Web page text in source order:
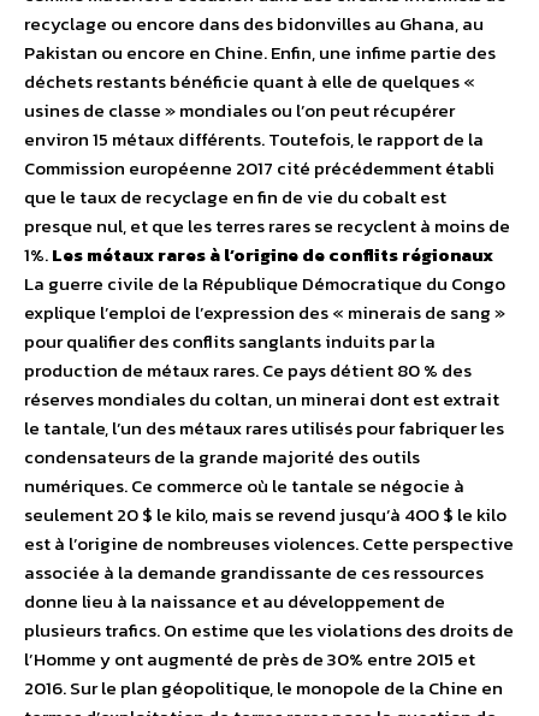
recyclage ou encore dans des bidonvilles au Ghana, au
Pakistan ou encore en Chine. Enfin, une infime partie des
déchets restants bénéficie quant à elle de quelques «
usines de classe » mondiales ou l’on peut récupérer
environ 15 métaux différents. Toutefois, le rapport de la
Commission européenne 2017 cité précédemment établi
que le taux de recyclage en fin de vie du cobalt est
presque nul, et que les terres rares se recyclent à moins de
1%.Les métaux rares à l’origine de conflits régionaux
La guerre civile de la République Démocratique du Congo
explique l’emploi de l’expression des « minerais de sang »
pour qualifier des conflits sanglants induits par la
production de métaux rares. Ce pays détient 80 % des
réserves mondiales du coltan, un minerai dont est extrait
le tantale, l’un des métaux rares utilisés pour fabriquer les
condensateurs de la grande majorité des outils
numériques. Ce commerce où le tantale se négocie à
seulement 20 $ le kilo, mais se revend jusqu’à 400 $ le kilo
est à l’origine de nombreuses violences. Cette perspective
associée à la demande grandissante de ces ressources
donne lieu à la naissance et au développement de
plusieurs trafics. On estime que les violations des droits de
l’Homme y ont augmenté de près de 30% entre 2015 et
2016. Sur le plan géopolitique, le monopole de la Chine en